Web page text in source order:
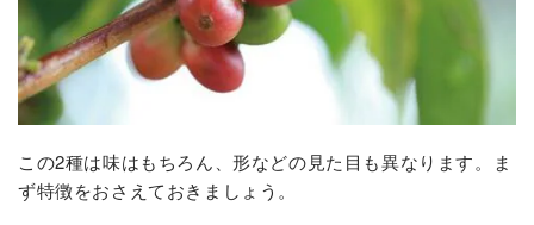
この2種は味はもちろん、形などの見た目も異なります。ま
ず特徴をおさえておきましょう。